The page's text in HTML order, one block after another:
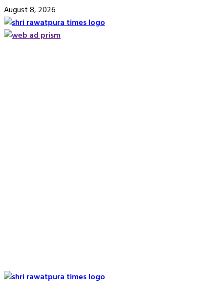
Skip
to
content
August 8, 2026
Primary